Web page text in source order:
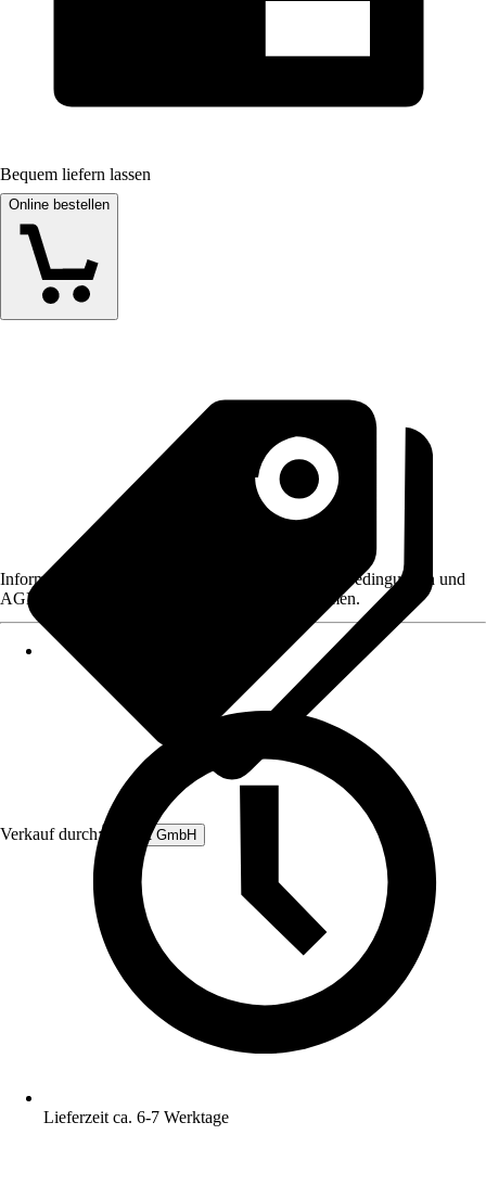
Bequem liefern lassen
Online bestellen
Verkauf durch: Rubart GmbH
Informationen des Verkäufers, wie z. B. Rückgabebedingungen und
AGB, finden Sie bei Klick auf den Verkäufernamen.
Lieferzeit ca. 6-7 Werktage